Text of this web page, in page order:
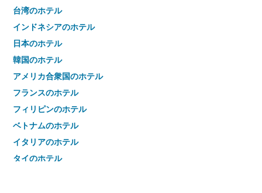
台湾のホテル
インドネシアのホテル
日本のホテル
韓国のホテル
アメリカ合衆国のホテル
フランスのホテル
フィリピンのホテル
ベトナムのホテル
イタリアのホテル
タイのホテル